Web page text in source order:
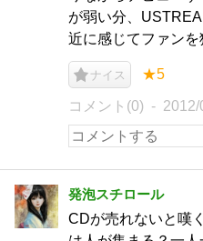
が弱い分、
近に感じてファンを
ナイス ★5
コメント(0) 2012/
発泡スチロール
CDが売れないと嘆